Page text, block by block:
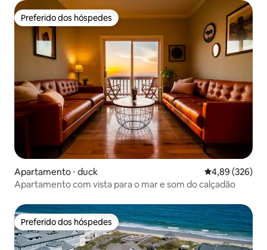
Preferido dos hóspedes
Preferido dos hóspedes
Apartamento ⋅ duck 4,89 de uma
4,89 (326)
Apartamento com vista para o mar e som do calçadão
Preferido dos hóspedes
Preferido dos hóspedes